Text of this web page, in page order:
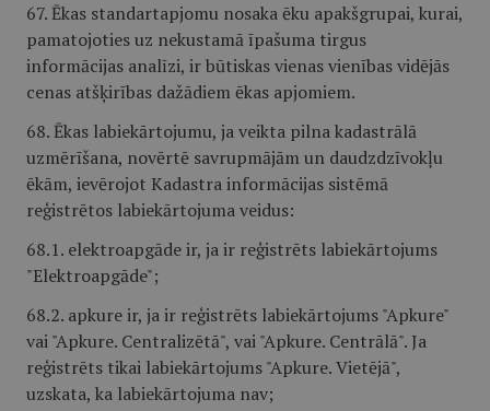
67. Ēkas standartapjomu nosaka ēku apakšgrupai, kurai,
pamatojoties uz nekustamā īpašuma tirgus
informācijas analīzi, ir būtiskas vienas vienības vidējās
cenas atšķirības dažādiem ēkas apjomiem.
68. Ēkas labiekārtojumu, ja veikta pilna kadastrālā
uzmērīšana, novērtē savrupmājām un daudzdzīvokļu
ēkām, ievērojot Kadastra informācijas sistēmā
reģistrētos labiekārtojuma veidus:
68.1. elektroapgāde ir, ja ir reģistrēts labiekārtojums
"Elektroapgāde";
68.2. apkure ir, ja ir reģistrēts labiekārtojums "Apkure"
vai "Apkure. Centralizētā", vai "Apkure. Centrālā". Ja
reģistrēts tikai labiekārtojums "Apkure. Vietējā",
uzskata, ka labiekārtojuma nav;